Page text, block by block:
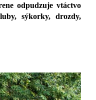
odpudzuje vtáctvo
sýkorky, drozdy,